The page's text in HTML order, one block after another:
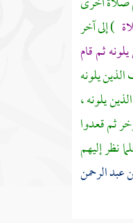
) إلى آخر
ثم قام
يلونه
يلونه ،
ثم قعدوا
نظر إليهم
عبد الرحمن